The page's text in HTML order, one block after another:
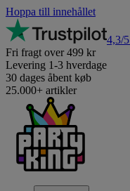
Hoppa till innehållet
4,3/5
Fri fragt over 499 kr
Levering 1-3 hverdage
30 dages åbent køb
25.000+ artikler